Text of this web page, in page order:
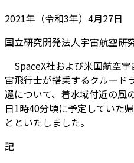
2021年（令和3年）4月27日
国立研究開発法人宇宙航空研
SpaceX社および米国航空
宙飛行士が搭乗するクルード
還について、着水域付近の風
日1時40分頃に予定していた
とといたしました。
記